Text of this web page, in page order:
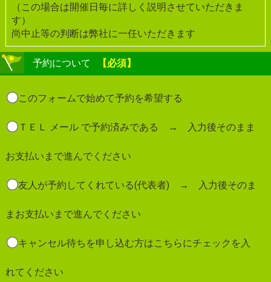
（この場合は開催日毎に詳しく説明させていただきま
す）
尚中止等の判断は弊社に一任いただきます
予約について 【必須】
このフォームで始めて予約を希望する
ＴＥＬ メール で予約済みである → 入力後そのまま
お支払いまで進んでください
友人が予約してくれている(代表者) → 入力後そのま
まお支払いまで進んでください
キャンセル待ちを申し込む方はこちらにチェックを入
れてください